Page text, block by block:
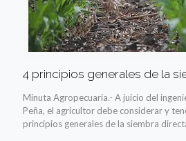
4 principios generales de la
Minuta Agropecuaria.- A juicio del
Peña, el agricultor debe considerar y
principios generales de la siembra